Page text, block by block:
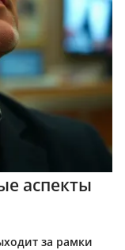
аспекты
за рамки